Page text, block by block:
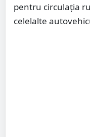
pentru circulația
celelalte